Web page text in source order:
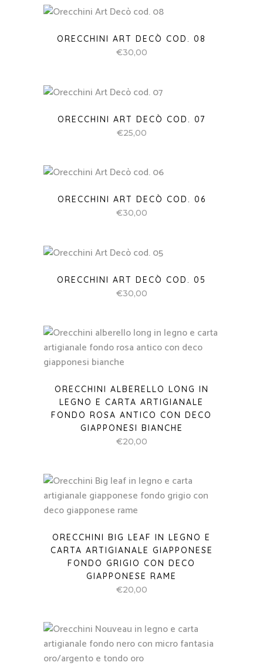
ORECCHINI ART DECÒ COD. 08
€30,00
ORECCHINI ART DECÒ COD. 07
€25,00
ORECCHINI ART DECÒ COD. 06
€30,00
ORECCHINI ART DECÒ COD. 05
€30,00
ORECCHINI ALBERELLO LONG IN
LEGNO E CARTA ARTIGIANALE
FONDO ROSA ANTICO CON DECO
GIAPPONESI BIANCHE
€20,00
ORECCHINI BIG LEAF IN LEGNO E
CARTA ARTIGIANALE GIAPPONESE
FONDO GRIGIO CON DECO
GIAPPONESE RAME
€20,00